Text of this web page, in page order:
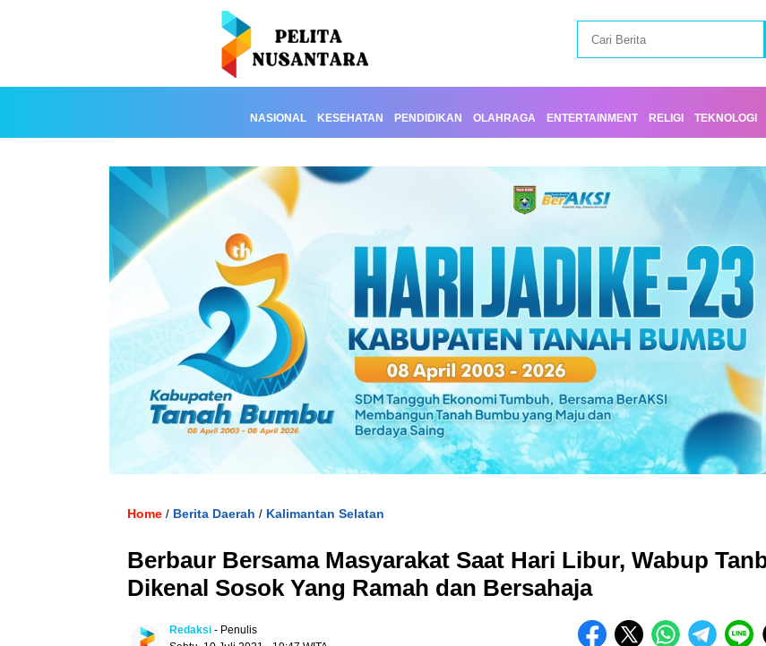
NASIONAL KESEHATAN PENDIDIKAN OLAHRAGA ENTERTAINMENT RELIGI TEKNOLOGI
Home / Berita Daerah / Kalimantan Selatan
Berbaur Bersama Masyarakat Saat Hari Libur, Wabup
Dikenal Sosok Yang Ramah dan Bersahaja
Redaksi - Penulis